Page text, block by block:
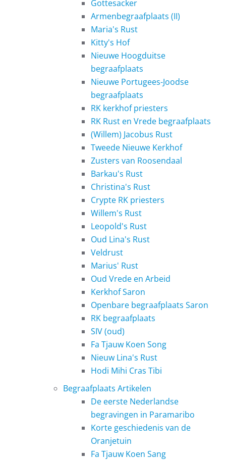
Gottesacker
Armenbegraafplaats (II)
Maria's Rust
Kitty's Hof
Nieuwe Hoogduitse
begraafplaats
Nieuwe Portugees-Joodse
begraafplaats
RK kerkhof priesters
RK Rust en Vrede begraafplaats
(Willem) Jacobus Rust
Tweede Nieuwe Kerkhof
Zusters van Roosendaal
Barkau's Rust
Christina's Rust
Crypte RK priesters
Willem's Rust
Leopold's Rust
Oud Lina's Rust
Veldrust
Marius' Rust
Oud Vrede en Arbeid
Kerkhof Saron
Openbare begraafplaats Saron
RK begraafplaats
SIV (oud)
Fa Tjauw Koen Song
Nieuw Lina's Rust
Hodi Mihi Cras Tibi
Begraafplaats Artikelen
De eerste Nederlandse
begravingen in Paramaribo
Korte geschiedenis van de
Oranjetuin
Fa Tjauw Koen Sang